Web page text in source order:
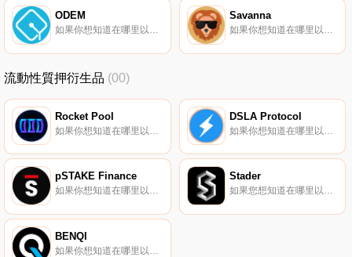
ODEM
如果你想知道在哪里以當前價格購買ODEM,目前交易{ODEM]股票的頂級加密貨幣交易所是Bitbns。您可以在我們的加密貨幣交易所頁面上找到其他列表。ODEM（ODE）；按需教育市場”；,是一個基于區塊鏈的分布式網絡,允許大學生在沒有中介的情況下與教授和學術伙伴互動.
Savanna
如果你想知道在哪里以當前價格購買Savanna,目前交易{Savanna]股票的頂級加密貨幣交易所是MM Finance（Cronos）。您可以在我們的加密貨幣交易所頁面上找到其他列表.
流動性質押衍生品 (00)
Rocket Pool DSLA Protocol
pSTAKE Finance
如果你想知道在哪里以當前價格購買pSTAKE Finance,目前交易{pSTAKE Finance]股票的頂級加密貨幣交易所是OKX、CoinW、ByPSTAKEt、Bitget和Hotcoin Global。您可以在我們的加密貨幣交易所頁面上找到其他列表.
Stader
如果您想知道在哪里以當前價格購買Stader,目前交易｛SDnname｝股票的頂級加密貨幣交易所是OKX、BySDt、Bitget、BingX和Gate.io。您可以在我們的加密貨幣交易所頁面上找到其他交易所.
BENQI
如果你想知道在哪里以當前價格購買BENQI,目前交易{BENQI]股票的頂級加密貨幣交易所是Binance、Deepcoin、CoinW、Bitrue和DigiFinex。您可以在我們的加密貨幣交易所頁面上找到其他列表.